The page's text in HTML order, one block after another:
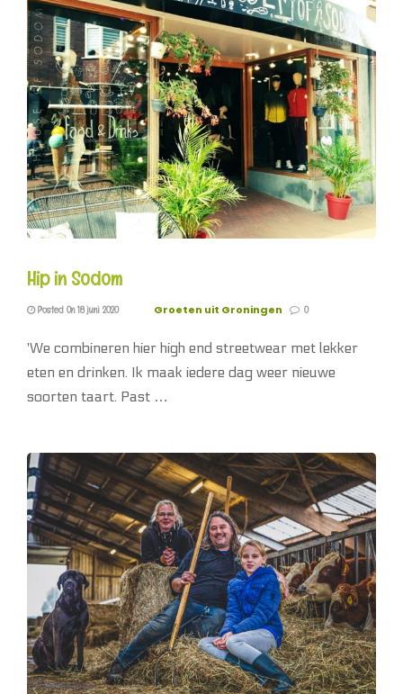
Hip in Sodom
Posted On 18 juni 2020 Groeten uit Groningen 0
'We combineren hier high end streetwear met lekker
eten en drinken. Ik maak iedere dag weer nieuwe
soorten taart. Past …